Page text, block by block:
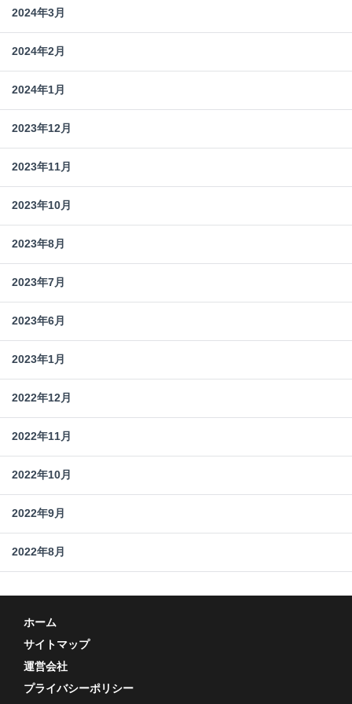
2024年3月
2024年2月
2024年1月
2023年12月
2023年11月
2023年10月
2023年8月
2023年7月
2023年6月
2023年1月
2022年12月
2022年11月
2022年10月
2022年9月
2022年8月
ホーム
サイトマップ
運営会社
プライバシーポリシー